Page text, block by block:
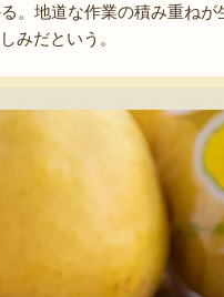
。地道な作業の積み重ね
みだという。